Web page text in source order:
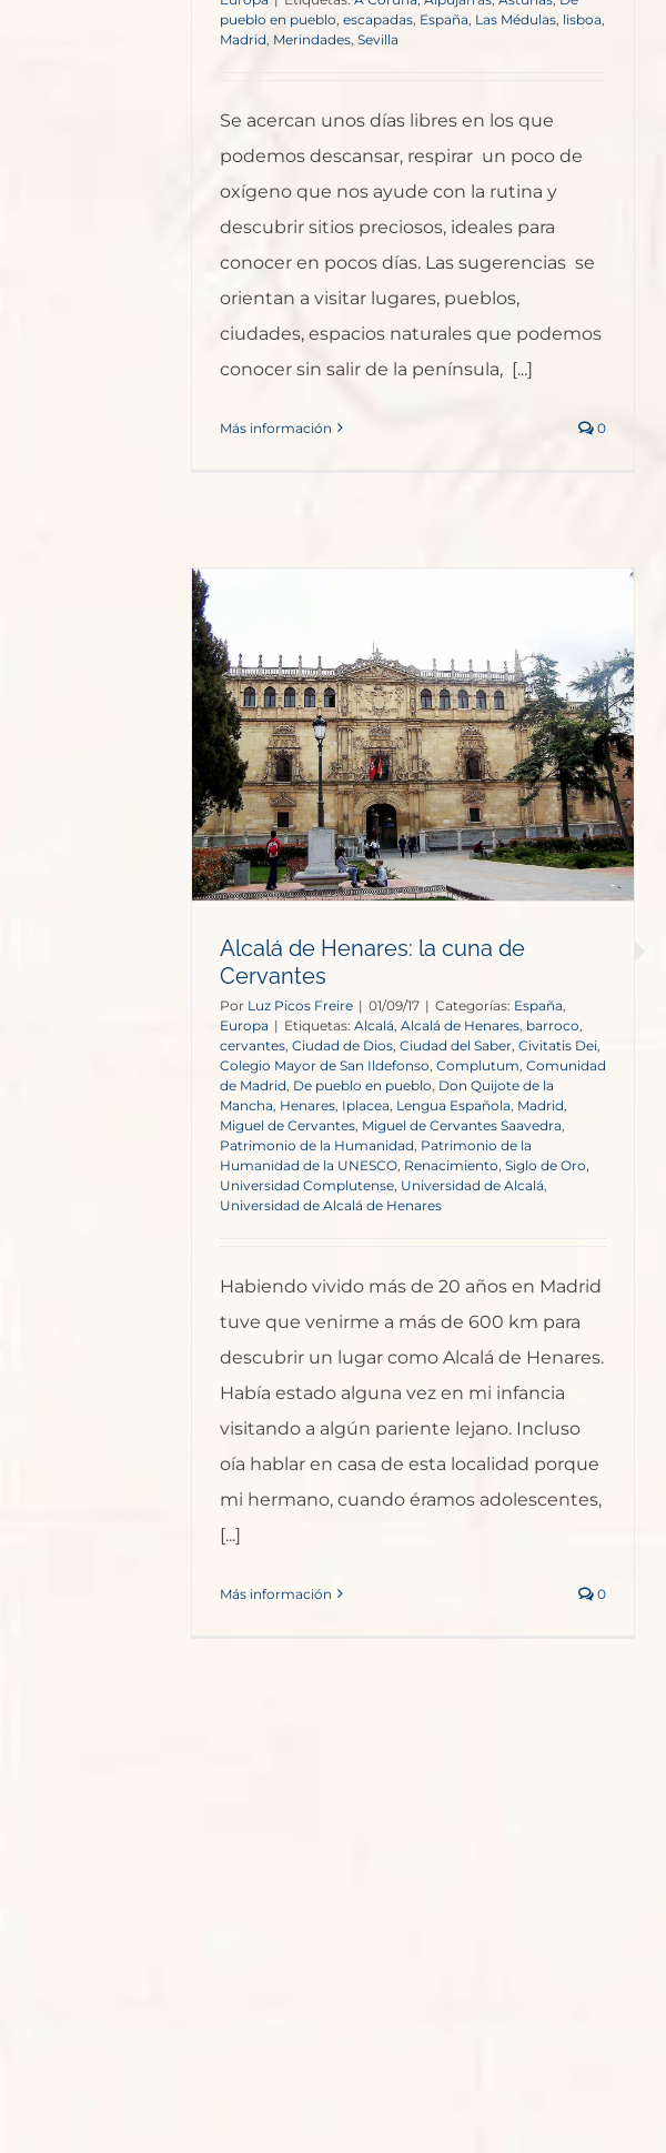
pueblo en pueblo escapadas España Las Médulas lisboa
Madrid, Merindades, Sevilla
Se acercan unos días libres en los que
podemos descansar, respirar un poco de
oxígeno que nos ayude con la rutina y
descubrir sitios preciosos, ideales para
conocer en pocos días. Las sugerencias se
orientan a visitar lugares, pueblos,
ciudades, espacios naturales que podemos
conocer sin salir de la península, [...]
Más información 0
Alcalá de Henares: la cuna de
Cervantes
Por Luz Picos Freire | 01/09/17 | Categorías: España,
Europa | Etiquetas: Alcalá Alcalá de Henares barroco
cervantes Ciudad de Dios Ciudad del Saber Civitatis Dei,
Colegio Mayor de San Ildefonso Complutum Comunidad
de Madrid De pueblo en pueblo, Don Quijote de la
Mancha Henares Iplacea Lengua Española Madrid
Miguel de Cervantes Miguel de Cervantes Saavedra
Patrimonio de la Humanidad Patrimonio de la
Humanidad de la UNESCO Renacimiento Siglo de Oro,
Universidad Complutense, Universidad de Alcalá
Universidad de Alcalá de Henares
Habiendo vivido más de 20 años en Madrid
tuve que venirme a más de 600 km para
descubrir un lugar como Alcalá de Henares.
Había estado alguna vez en mi infancia
visitando a algún pariente lejano. Incluso
oía hablar en casa de esta localidad porque
mi hermano, cuando éramos adolescentes,
[...]
Más información 0